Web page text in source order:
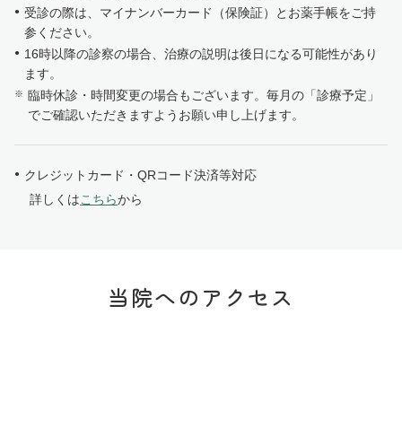
受診の際は、マイナンバーカード（保険証）とお薬手帳をご持
参ください。
16時以降の診察の場合、治療の説明は後日になる可能性があり
ます。
臨時休診・時間変更の場合もございます。毎月の「診療予定」
でご確認いただきますようお願い申し上げます。
クレジットカード・QRコード決済等対応
詳しくはこちらから
当院へのアクセス